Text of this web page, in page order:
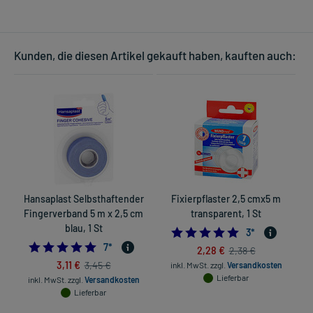
Kunden, die diesen Artikel gekauft haben, kauften auch:
Hansaplast Selbsthaftender
Fingerverband 5 m x 2,5 cm
blau, 1 St
4.714285714285714
7*
3,11 € 3,45 €
inkl. MwSt. zzgl. Versandkosten
Lieferbar
Fixierpflaster 2,5 cmx5 m
transparent, 1 St
5.0
3*
2,28 € 2,38 €
inkl. MwSt. zzgl. Versandkosten
Lieferbar